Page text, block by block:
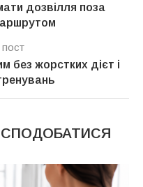
дозвілля поза
без жорстких дієт і